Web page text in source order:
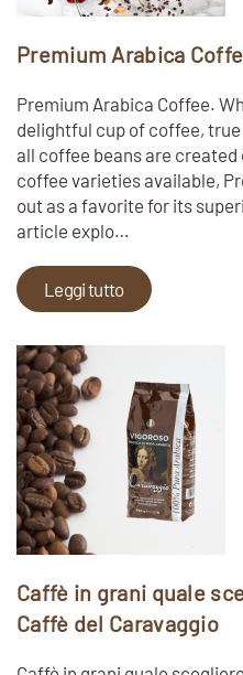
Premium Arabica
Premium Arabica Coffee.
delightful cup of coffee,
all coffee beans are
coffee varieties available,
out as a favorite for its
article explo…
Leggi tutto
Caffè in grani quale
Caffè del Caravaggio